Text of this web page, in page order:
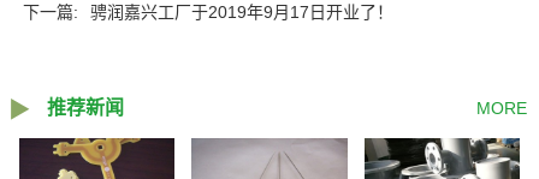
下一篇:
骋润嘉兴工厂于2019年9月17日开业了！
推荐新闻 MORE